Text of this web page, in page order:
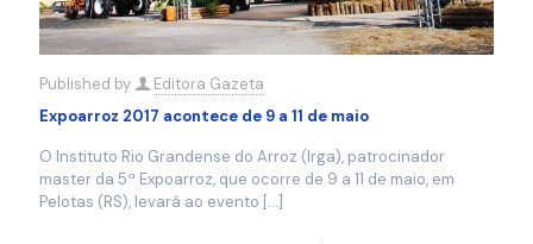
Published by
Editora Gazeta
Expoarroz 2017 acontece de 9 a 11 de maio
O Instituto Rio Grandense do Arroz (Irga), patrocinador
master da 5ª Expoarroz, que ocorre de 9 a 11 de maio, em
Pelotas (RS), levará ao evento […]